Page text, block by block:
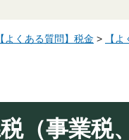
【よくある質問】税金 > 【
（事業税